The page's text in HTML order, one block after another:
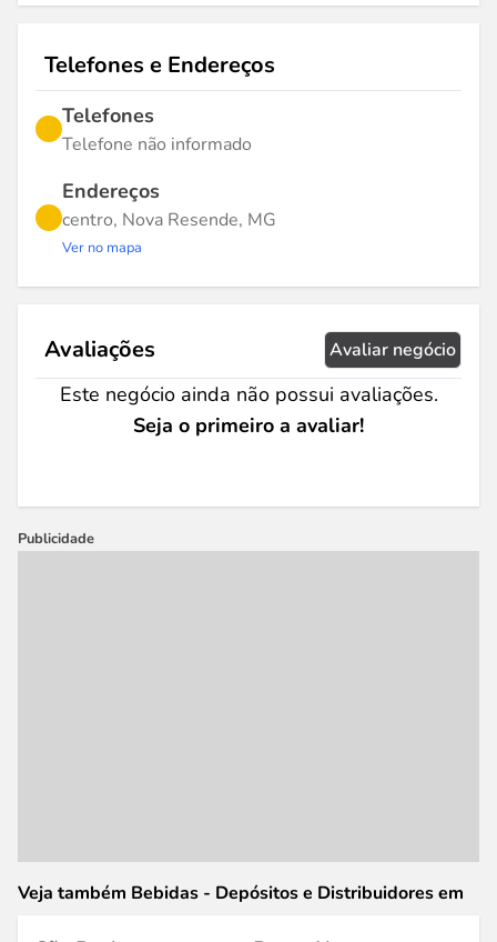
Telefones e Endereços
Telefones
Telefone não informado
Endereços
centro, Nova Resende, MG
Ver no mapa
Avaliações Avaliar negócio
Este negócio ainda não possui avaliações.
Seja o primeiro a avaliar!
Publicidade
Veja também Bebidas - Depósitos e Distribuidores em